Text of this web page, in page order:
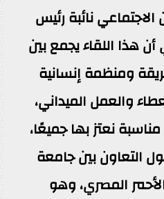
نائبة رئيس
هذا اللقاء يجمع بين
ومنظمة إنسانية
والعمل الميداني،
نعتز بها جميعًا،
التعاون بين جامعة
المصري، وهو